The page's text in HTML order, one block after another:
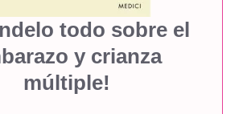
todo sobre el
y crianza
múltiple!